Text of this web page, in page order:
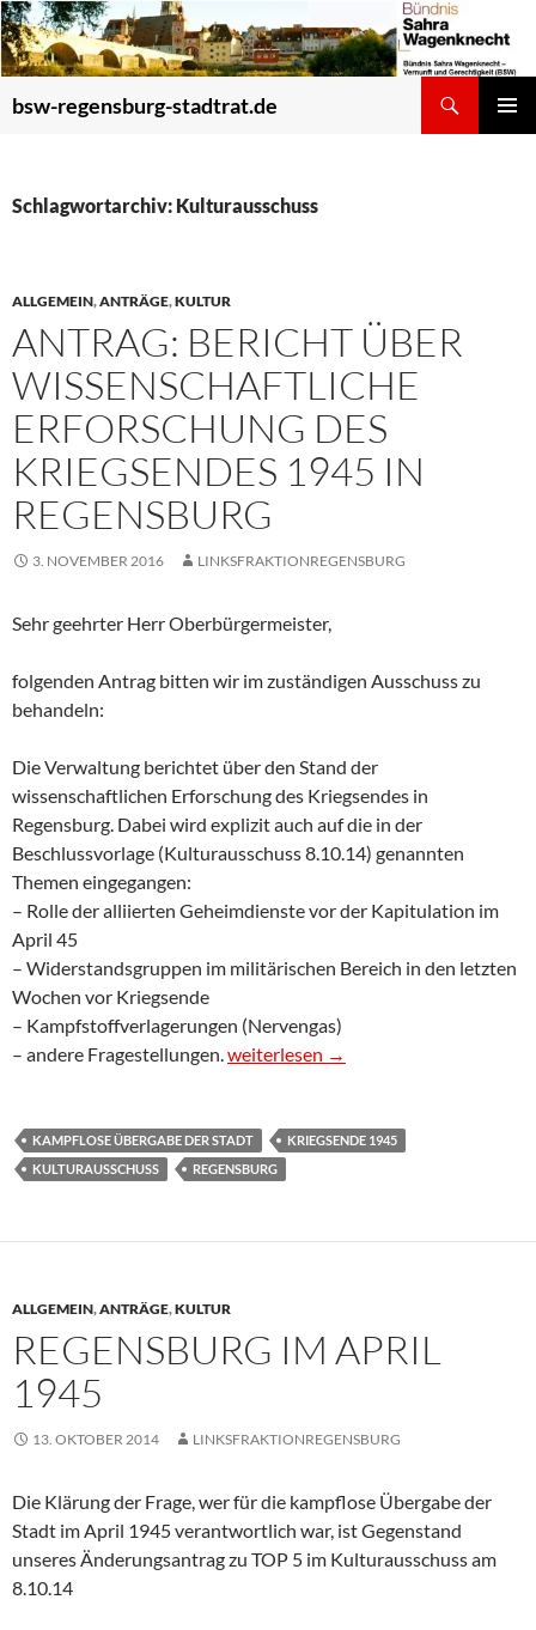
Zum
Inhalt
springen
bsw-regensburg-stadtrat.de
Schlagwortarchiv: Kulturausschuss
ALLGEMEIN,ANTRÄGE,KULTUR
ANTRAG: BERICHT ÜBER
WISSENSCHAFTLICHE
ERFORSCHUNG DES
KRIEGSENDES 1945 IN
REGENSBURG
3. NOVEMBER 2016 LINKSFRAKTIONREGENSBURG
Sehr geehrter Herr Oberbürgermeister,
folgenden Antrag bitten wir im zuständigen Ausschuss zu
behandeln:
Die Verwaltung berichtet über den Stand der
wissenschaftlichen Erforschung des Kriegsendes in
Regensburg. Dabei wird explizit auch auf die in der
Beschlussvorlage (Kulturausschuss 8.10.14) genannten
Themen eingegangen:
– Rolle der alliierten Geheimdienste vor der Kapitulation im
April 45
– Widerstandsgruppen im militärischen Bereich in den letzten
Wochen vor Kriegsende
– Kampfstoffverlagerungen (Nervengas)
– andere Fragestellungen. Antrag: Bericht über
weiterlesen →
KAMPFLOSE ÜBERGABE DER STADT
KRIEGSENDE 1945
KULTURAUSSCHUSS
REGENSBURG
ALLGEMEIN,ANTRÄGE,KULTUR
REGENSBURG IM APRIL
1945
13. OKTOBER 2014 LINKSFRAKTIONREGENSBURG
Die Klärung der Frage, wer für die kampflose Übergabe der
Stadt im April 1945 verantwortlich war, ist Gegenstand
unseres Änderungsantrag zu TOP 5 im Kulturausschuss am
8.10.14